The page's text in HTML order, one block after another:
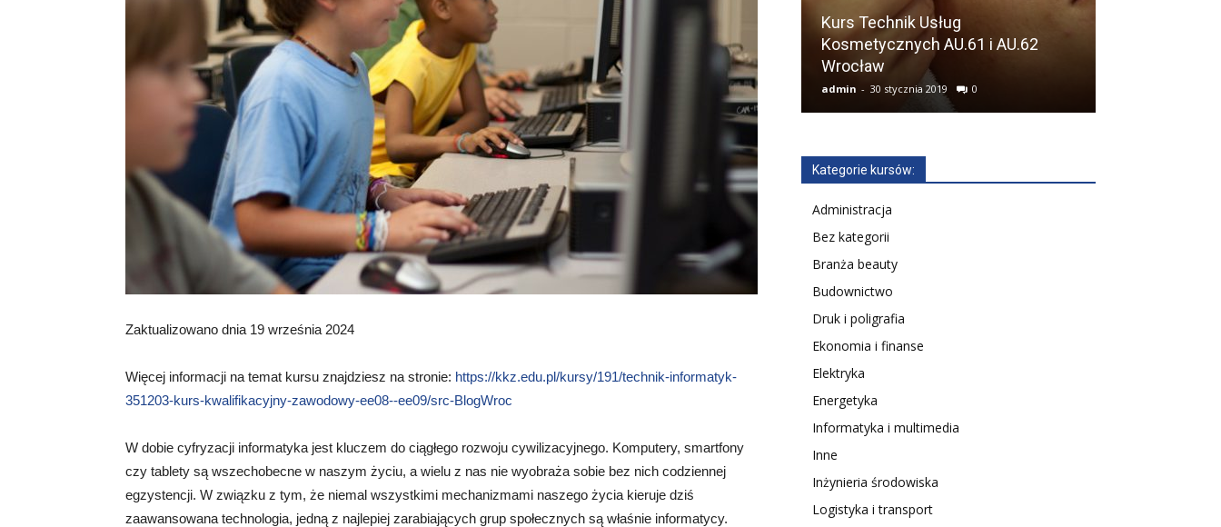
Zaktualizowano dnia 19 września 2024
Więcej informacji na temat kursu znajdziesz na stronie: https://kkz.edu.pl/kursy/191/technik-informatyk-
351203-kurs-kwalifikacyjny-zawodowy-ee08--ee09/src-BlogWroc
W dobie cyfryzacji informatyka jest kluczem do ciągłego rozwoju cywilizacyjnego. Komputery, smartfony
czy tablety są wszechobecne w naszym życiu, a wielu z nas nie wyobraża sobie bez nich codziennej
egzystencji. W związku z tym, że niemal wszystkimi mechanizmami naszego życia kieruje dziś
zaawansowana technologia, jedną z najlepiej zarabiających grup społecznych są właśnie informatycy.
Kurs Technik Usług
Kosmetycznych AU.61 i AU.62
Wrocław
admin - 30 stycznia 2019 0
Kategorie kursów:
Administracja
Bez kategorii
Branża beauty
Budownictwo
Druk i poligrafia
Ekonomia i finanse
Elektryka
Energetyka
Informatyka i multimedia
Inne
Inżynieria środowiska
Logistyka i transport